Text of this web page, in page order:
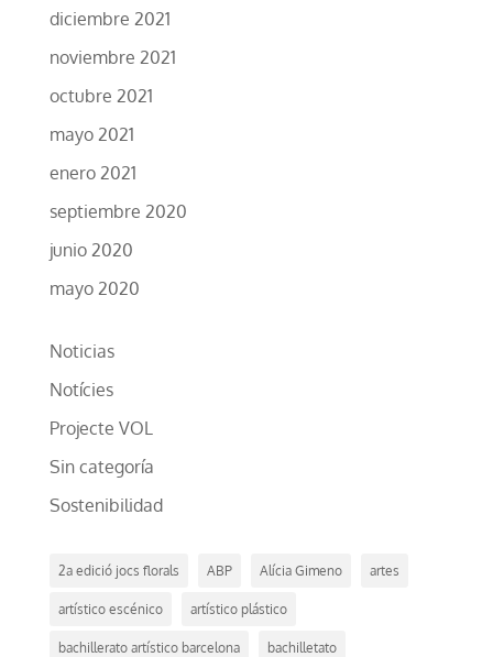
diciembre 2021
noviembre 2021
octubre 2021
mayo 2021
enero 2021
septiembre 2020
junio 2020
mayo 2020
Noticias
Notícies
Projecte VOL
Sin categoría
Sostenibilidad
2a edició jocs florals ABP Alícia Gimeno artes
artístico escénico artístico plástico
bachillerato artístico barcelona bachilletato